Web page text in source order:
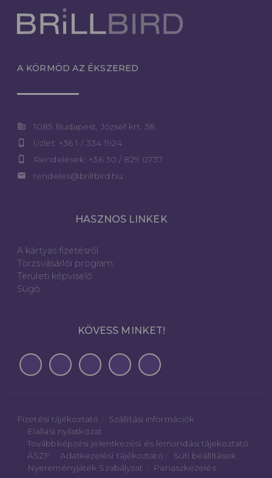
A KÖRMÖD AZ ÉKSZERED
corporate_fare 1085 Budapest, József krt. 38.
phone_iphone Üzlet: +36 1 / 334 1924
phone_iphone Rendelések: +36 30 / 829 0737
email rendeles@brillbird.hu
HASZNOS LINKEK
A kártyás fizetésről
Törzsvásárlói program
Területi képviselő
Súgó
KÖVESS MINKET!
Fizetési tájékoztató
Szállítási információk
Elállási nyilatkozat
Továbbképzési jelentkezési és lemondási tájekoztató
ÁSZF
Adatkezelési tájékoztató
Süti beállítások
Nyereményjáték Szabályzat
Panaszkezelés